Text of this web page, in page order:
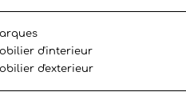
d'interieur
d'exterieur